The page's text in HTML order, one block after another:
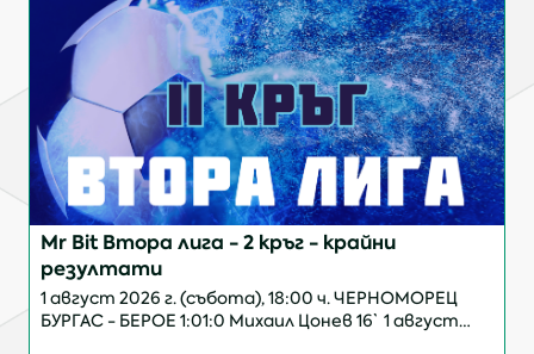
Mr Bit Втора лига - 2 кръг - крайни
резултати
1 август 2026 г. (събота), 18:00 ч. ЧЕРНОМОРЕЦ
БУРГАС - БЕРОЕ 1:01:0 Михаил Цонев 16` 1 август